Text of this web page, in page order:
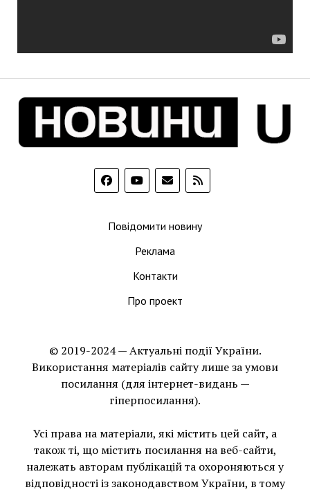
Повідомити новину
Реклама
Контакти
Про проект
© 2019-2024 — Актуальні події України.
Використання матеріалів сайту лише за умови
посилання (для інтернет-видань —
гіперпосилання).
Усі права на матеріали, які містить цей сайт, а
також ті, що мiстить посилання на веб-сайти,
належать авторам публікацій та охороняються у
відповідності із законодавством України, в тому